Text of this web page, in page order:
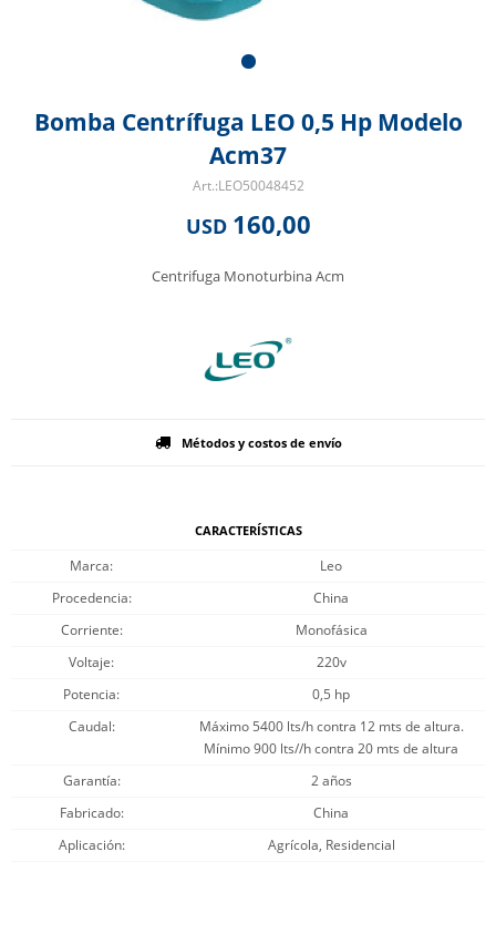
Bomba Centrífuga LEO 0,5 Hp Modelo
Acm37
LEO50048452
USD 160,00
Centrifuga Monoturbina Acm
Métodos y costos de envío
CARACTERÍSTICAS
Marca
Leo
Procedencia
China
Corriente
Monofásica
Voltaje
220v
Potencia
0,5 hp
Caudal
Máximo 5400 lts/h contra 12 mts de altura.
Mínimo 900 lts//h contra 20 mts de altura
Garantía
2 años
Fabricado
China
Aplicación
Agrícola, Residencial